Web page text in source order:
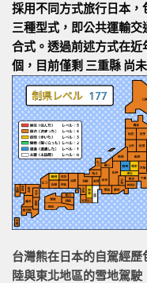
採用不同方式旅行日本
三種型式，即公共運輸
合式。透過前述方式在
個，目前僅剩 三重縣 尚
台灣熊在日本的自駕經歷
陸與東北地區的雪地駕駛